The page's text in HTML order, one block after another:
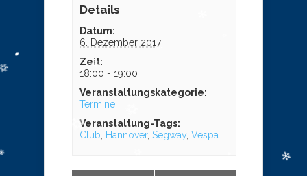
Details
Datum:
6. Dezember 2017
Zeit:
18:00 - 19:00
Veranstaltungskategorie:
Termine
Veranstaltung-Tags:
Club
Hannover, Segway, Vespa